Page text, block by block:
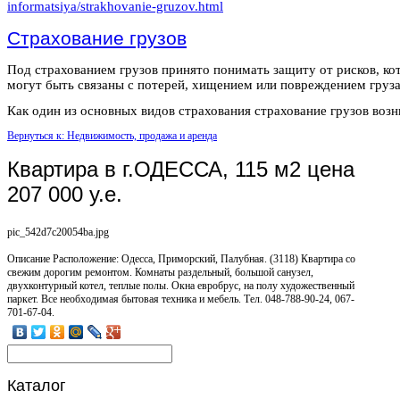
Страхование грузов
Под страхованием грузов принято понимать защиту от рисков,
могут быть связаны с потерей, хищением или повреждением
Как один из основных видов страхования страхование грузов
Вернуться к: Недвижимость, продажа и аренда
Квартира в г.ОДЕССА, 115 м2 цена
207 000 у.е.
pic_542d7c20054ba.jpg
Описание Расположение: Одесса, Приморский, Палубная. (3118) Квартира со
свежим дорогим ремонтом. Комнаты раздельный, большой санузел,
двухконтурный котел, теплые полы. Окна евробрус, на полу художественный
паркет. Все необходимая бытовая техника и мебель. Тел. 048-788-90-24, 067-
701-67-04.
Каталог